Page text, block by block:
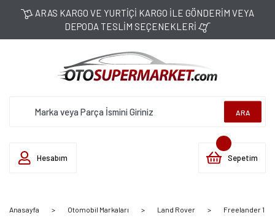
ARAS KARGO VE YURTİÇİ KARGO İLE GÖNDERİM VEYA
DEPODA TESLİM SEÇENEKLERİ
ARA
Hesabım Sepetim
Anasayfa Otomobil Markaları Land Rover Freelander 1